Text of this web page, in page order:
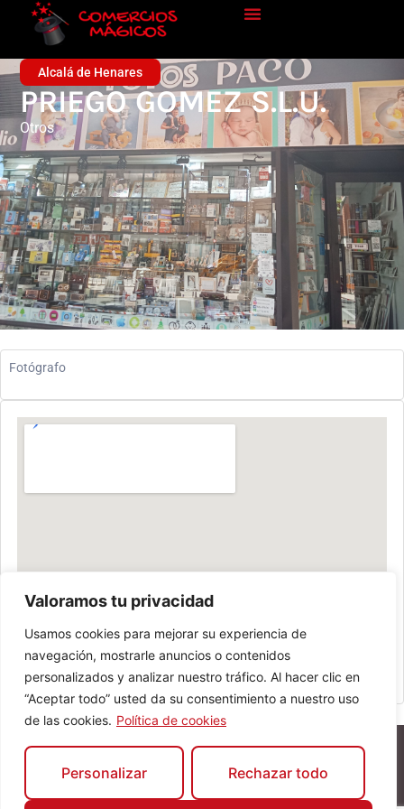
Valoramos tu privacidad
Usamos cookies para mejorar su experiencia de
navegación, mostrarle anuncios o contenidos
personalizados y analizar nuestro tráfico. Al hacer clic en
“Aceptar todo” usted da su consentimiento a nuestro uso
de las cookies. Política de cookies
Personalizar Rechazar todo
Alcalá de Henares
PRIEGO GOMEZ S.L.U.
Otros
Fotógrafo